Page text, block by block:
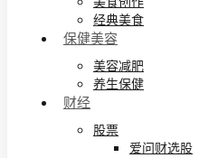
经典美食
保健美容
美容减肥
养生保健
财经
股票
爱问财选股